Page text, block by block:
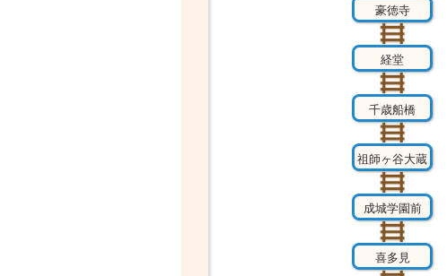
豪徳寺
経堂
千歳船橋
祖師ヶ谷大蔵
成城学園前
喜多見